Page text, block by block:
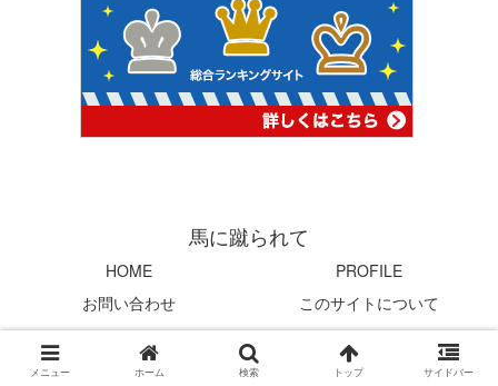
馬に蹴られて
HOME
PROFILE
お問い合わせ
このサイトについて
© 2004 馬に蹴られて.
メニュー ホーム 検索 トップ サイドバー